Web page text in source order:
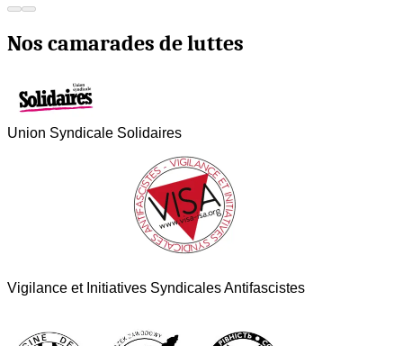
Nos camarades de luttes
Union Syndicale Solidaires
Vigilance et Initiatives Syndicales Antifascistes